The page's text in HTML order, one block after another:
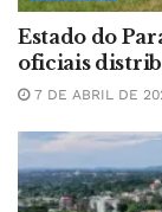
Estado do
oficiais
7 DE ABRIL DE